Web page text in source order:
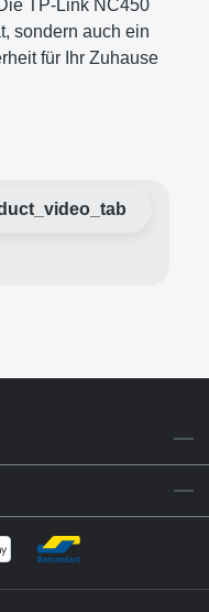
TP-Link NC450
sondern auch ein
für Ihr Zuhause